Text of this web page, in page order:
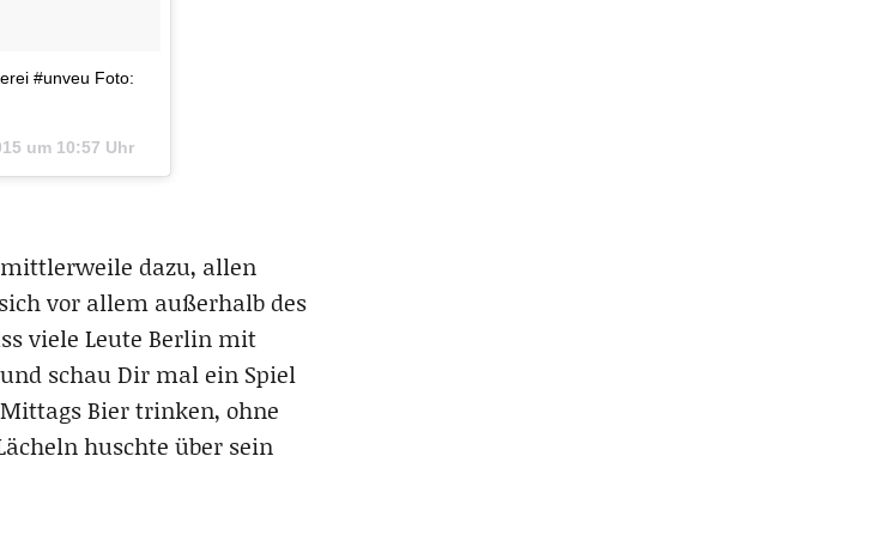
#unveu Foto:
um 10:57 Uhr
mittlerweile dazu, allen
vor allem außerhalb des
viele Leute Berlin mit
schau Dir mal ein Spiel
Bier trinken, ohne
huschte über sein